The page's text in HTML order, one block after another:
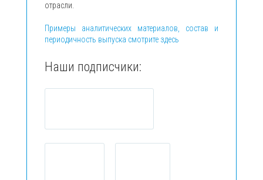
отрасли.
Примеры аналитических материалов, состав и
периодичность выпуска смотрите здесь
Наши подписчики: